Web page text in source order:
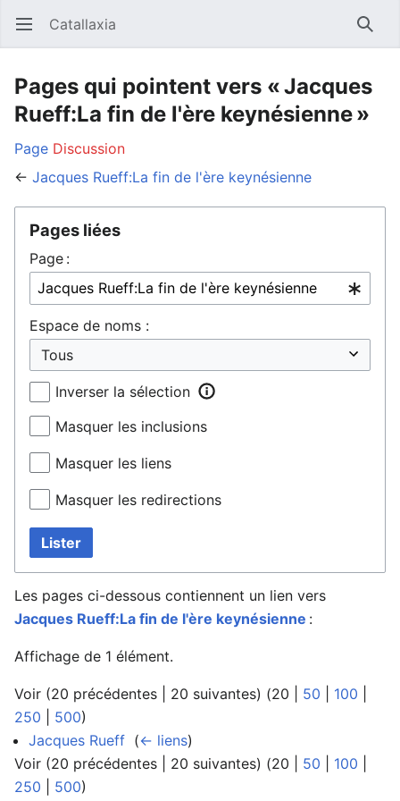
Ouvrir le menu principal Catallaxia
Pages qui pointent vers « Jacques
Rueff:La fin de l'ère keynésienne »
Page Discussion
← Jacques Rueff:La fin de l'ère keynésienne
Pages liées
Page :
Espace de noms :
Inverser la sélection
Masquer les inclusions
Masquer les liens
Masquer les redirections
Lister
Les pages ci-dessous contiennent un lien vers
Jacques Rueff:La fin de l'ère keynésienne :
Affichage de 1 élément.
Voir (20 précédentes 20 suivantes) (20 50 100
250
500)
Jacques Rueff (← liens)
Voir (20 précédentes 20 suivantes) (20 50 100
250
500)